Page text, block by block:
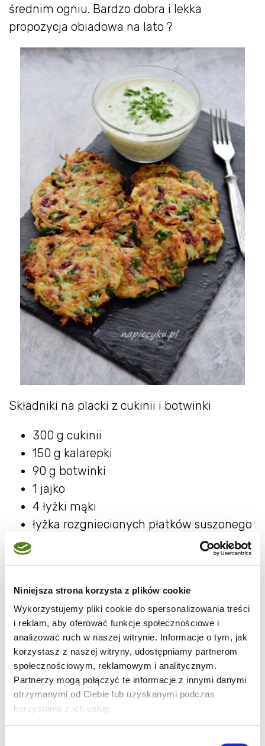
Niniejsza strona korzysta z plików cookie
Wykorzystujemy pliki cookie do spersonalizowania treści
i reklam, aby oferować funkcje społecznościowe i
analizować ruch w naszej witrynie. Informacje o tym, jak
korzystasz z naszej witryny, udostępniamy partnerom
społecznościowym, reklamowym i analitycznym.
Partnerzy mogą połączyć te informacje z innymi danymi
otrzymanymi od Ciebie lub uzyskanymi podczas
korzystania z ich usług.
średnim ogniu. Bardzo dobra i lekka
propozycja obiadowa na lato ?
Składniki na placki z cukinii i botwinki
300 g cukinii
150 g kalarepki
90 g botwinki
1 jajko
4 łyżki mąki
łyżka rozgniecionych płatków suszonego
duża szczypta pieprzu
Cukinię i kalarepkę, obierz i zetrzyj na dużych
oczkach. Daj do miseczki, dodaj sól, pomieszaj
i odstaw na 30 minut. Liście i łodyżki botwiny
drobno posiekaj.
Odciśnij nadmiar soku z cukinii i kalarepy,
dodaj resztę składników, dokładnie połącz